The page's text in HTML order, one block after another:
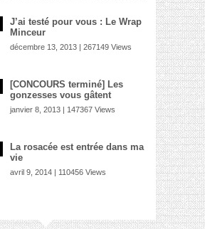
J’ai testé pour vous : Le Wrap
Minceur
décembre 13, 2013 | 267149 Views
[CONCOURS terminé] Les
gonzesses vous gâtent
janvier 8, 2013 | 147367 Views
La rosacée est entrée dans ma
vie
avril 9, 2014 | 110456 Views